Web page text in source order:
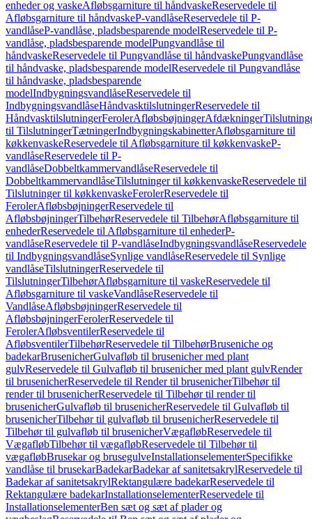
enheder og vaskeAfløbsgarniture til håndvaskeReservedele til
Afløbsgarniture til håndvaskeP-vandlåseReservedele til P-
vandlåseP-vandlåse, pladsbesparende modelReservedele til P-
vandlåse, pladsbesparende modelPungvandlåse til
håndvaskeReservedele til Pungvandlåse til håndvaskePungvandlåse
til håndvaske, pladsbesparende modelReservedele til Pungvandlåse
til håndvaske, pladsbesparende
modelIndbygningsvandlåseReservedele til
IndbygningsvandlåseHåndvasktilslutningerReservedele til
HåndvasktilslutningerFerolerAfløbsbøjningerAfdækninger
til TilslutningerTætningerIndbygningskabinetterAfløbsgarniture til
køkkenvaskeReservedele til Afløbsgarniture til køkkenvaskeP-
vandlåseReservedele til P-
vandlåseDobbeltkammervandlåseReservedele til
DobbeltkammervandlåseTilslutninger til køkkenvaskeReservedele til
Tilslutninger til køkkenvaskeFerolerReservedele til
FerolerAfløbsbøjningerReservedele til
AfløbsbøjningerTilbehørReservedele til TilbehørAfløbsgarniture til
enhederReservedele til Afløbsgarniture til enhederP-
vandlåseReservedele til P-vandlåseIndbygningsvandlåseReservedele
til IndbygningsvandlåseSynlige vandlåseReservedele til Synlige
vandlåseTilslutningerReservedele til
TilslutningerTilbehørAfløbsgarniture til vaskeReservedele til
Afløbsgarniture til vaskeVandlåseReservedele til
VandlåseAfløbsbøjningerReservedele til
AfløbsbøjningerFerolerReservedele til
FerolerAfløbsventilerReservedele til
AfløbsventilerTilbehørReservedele til TilbehørBruseniche og
badekarBrusenicherGulvafløb til brusenicher med plant
gulvReservedele til Gulvafløb til brusenicher med plant gulvRender
til brusenicherReservedele til Render til brusenicherTilbehør til
render til brusenicherReservedele til Tilbehør til render til
brusenicherGulvafløb til brusenicherReservedele til Gulvafløb til
brusenicherTilbehør til gulvafløb til brusenicherReservedele til
Tilbehør til gulvafløb til brusenicherVægafløbReservedele til
VægafløbTilbehør til vægafløbReservedele til Tilbehør til
vægafløbBrusekar og brusegulveInstallationselementerSpecifikke
vandlåse til brusekarBadekarBadekar af sanitetsakrylReservedele til
Badekar af sanitetsakrylRektangulære badekarReservedele til
Rektangulære badekarInstallationselementerReservedele til
InstallationselementerBen sæt og sæt af plader og